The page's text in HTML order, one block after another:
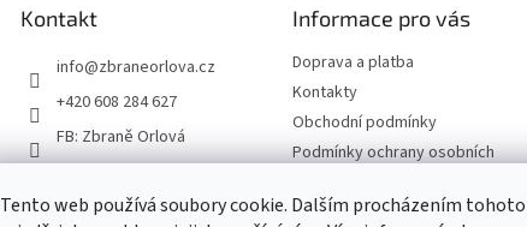
Tento web používá soubory cookie. Dalším procházením
Kontakt
info@zbraneorlova.cz
+420 608 284 627
FB: Zbraně Orlová
Informace pro vás
Doprava a platba
Kontakty
Obchodní podmínky
Podmínky ochrany osobních
Reklamační řád